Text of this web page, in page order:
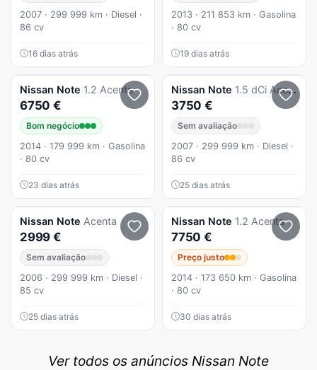
2007 · 299 999 km · Diesel ·
86 cv
16 dias atrás
2013 · 211 853 km · Gasolina
· 80 cv
19 dias atrás
Nissan Note 1.2 Acenta
6750 €
Bom negócio
2014 · 179 999 km · Gasolina
· 80 cv
23 dias atrás
Nissan Note 1.5 dCi Acenta Pack
3750 €
Sem avaliação
2007 · 299 999 km · Diesel ·
86 cv
25 dias atrás
Nissan Note Acenta
2999 €
Sem avaliação
2006 · 299 999 km · Diesel ·
85 cv
25 dias atrás
Nissan Note 1.2 Acenta
7750 €
Preço justo
2014 · 173 650 km · Gasolina
· 80 cv
30 dias atrás
Ver todos os anúncios Nissan Note